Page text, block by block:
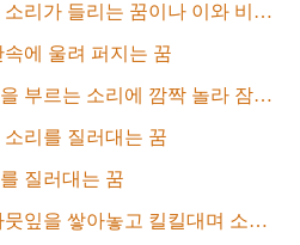
가 들리는 꿈이나 이와 비슷한 꿈
에 울려 퍼지는 꿈
는 소리에 깜짝 놀라 잠에서 깨는 꿈
리를 질러대는 꿈
질러대는 꿈
아놓고 킬킬대며 소리를 질러대는 꿈